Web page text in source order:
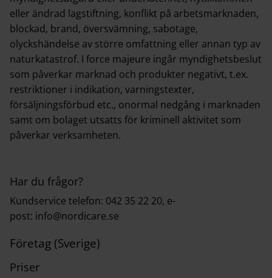
eller ändrad lagstiftning, konflikt på arbetsmarknaden,
blockad, brand, översvämning, sabotage,
olyckshändelse av större omfattning eller annan typ av
naturkatastrof. I force majeure ingår myndighetsbeslut
som påverkar marknad och produkter negativt, t.ex.
restriktioner i indikation, varningstexter,
försäljningsförbud etc., onormal nedgång i marknaden
samt om bolaget utsatts för kriminell aktivitet som
påverkar verksamheten.
Har du frågor?
Kundservice telefon: 042 35 22 20, e-
post: info@nordicare.se
Företag (Sverige)
Priser